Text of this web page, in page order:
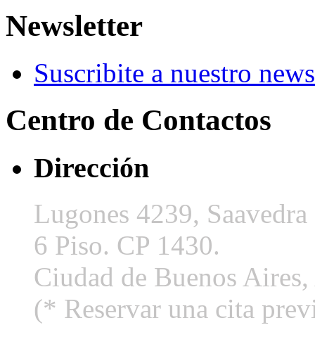
Newsletter
Suscribite a nuestro
Centro de Contactos
Dirección
Lugones 4239, Saavedra
6 Piso. CP 1430.
Ciudad de Buenos
(* Reservar una cita